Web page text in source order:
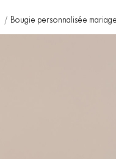
Bougie personnalisée